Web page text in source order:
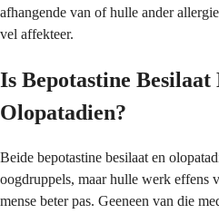
afhangende van of hulle ander
vel affekteer.
Is Bepotastine Besilaat
Olopatadien?
Beide bepotastine besilaat en
oogdruppels, maar hulle werk effens
mense beter pas. Geeneen van die